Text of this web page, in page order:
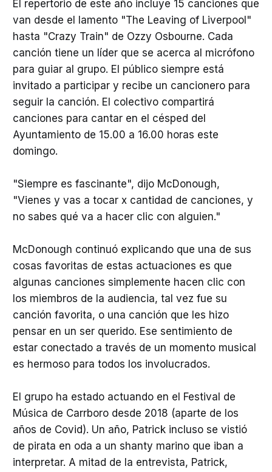
El repertorio de este año incluye 15 canciones que
van desde el lamento "The Leaving of Liverpool"
hasta "Crazy Train" de Ozzy Osbourne. Cada
canción tiene un líder que se acerca al micrófono
para guiar al grupo. El público siempre está
invitado a participar y recibe un cancionero para
seguir la canción. El colectivo compartirá
canciones para cantar en el césped del
Ayuntamiento de 15.00 a 16.00 horas este
domingo.
"Siempre es fascinante", dijo McDonough,
"Vienes y vas a tocar x cantidad de canciones, y
no sabes qué va a hacer clic con alguien."
McDonough continuó explicando que una de sus
cosas favoritas de estas actuaciones es que
algunas canciones simplemente hacen clic con
los miembros de la audiencia, tal vez fue su
canción favorita, o una canción que les hizo
pensar en un ser querido. Ese sentimiento de
estar conectado a través de un momento musical
es hermoso para todos los involucrados.
El grupo ha estado actuando en el Festival de
Música de Carrboro desde 2018 (aparte de los
años de Covid). Un año, Patrick incluso se vistió
de pirata en oda a un shanty marino que iban a
interpretar. A mitad de la entrevista, Patrick,